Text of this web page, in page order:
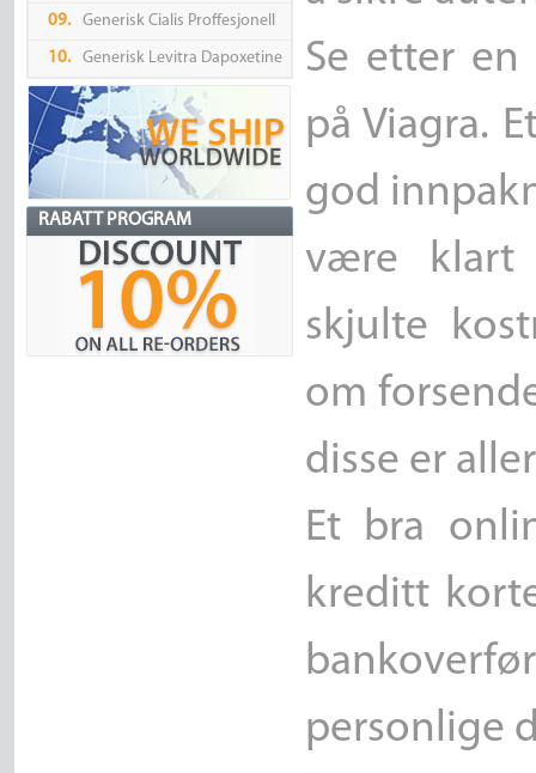
09. Generisk Cialis Proffesjonell
10. Generisk Levitra Dapoxetine
RABATT PROGRAM
Se etter
på Viagra.
god
være klart
skjulte
om
disse er
Et bra
kreditt
personlige